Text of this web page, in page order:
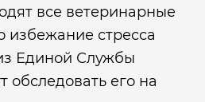
все ветеринарные
избежание стресса
Единой Службы
обследовать его на